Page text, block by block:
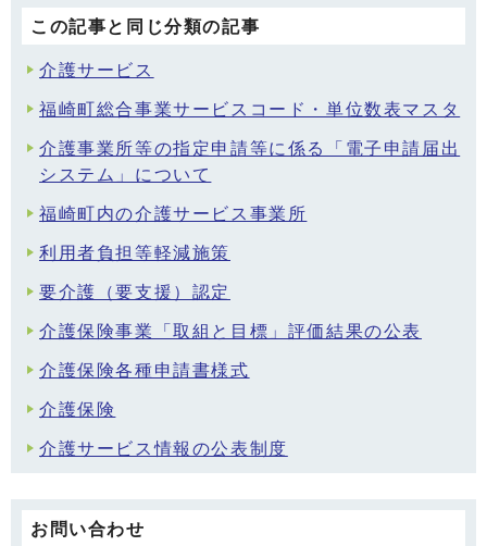
この記事と同じ分類の記事
介護サービス
福崎町総合事業サービスコード・単位数表マスタ
介護事業所等の指定申請等に係る「電子申請届出
システム」について
福崎町内の介護サービス事業所
利用者負担等軽減施策
要介護（要支援）認定
介護保険事業「取組と目標」評価結果の公表
介護保険各種申請書様式
介護保険
介護サービス情報の公表制度
お問い合わせ